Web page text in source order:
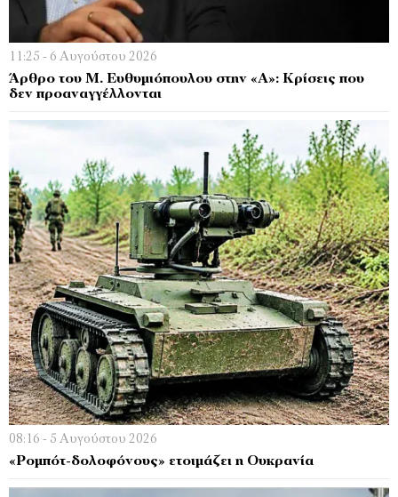
11:25 - 6 Αυγούστου 2026
Άρθρο του Μ. Ευθυμιόπουλου στην «Α»: Κρίσεις που
δεν προαναγγέλλονται
08:16 - 5 Αυγούστου 2026
«Ρομπότ-δολοφόνους» ετοιμάζει η Ουκρανία